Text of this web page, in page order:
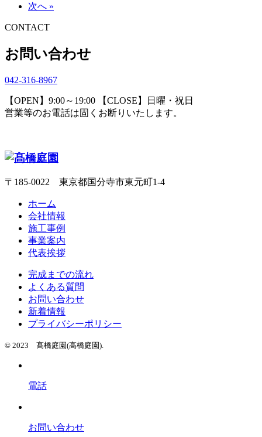
次へ »
CONTACT
お問い合わせ
042-316-8967
【OPEN】9:00～19:00 【CLOSE】日曜・祝日
営業等のお電話は固くお断りいたします。
〒185-0022 東京都国分寺市東元町1-4
ホーム
会社情報
施工事例
事業案内
代表挨拶
完成までの流れ
よくある質問
お問い合わせ
新着情報
プライバシーポリシー
© 2023 髙橋庭園(高橋庭園).
電話
お問い合わせ